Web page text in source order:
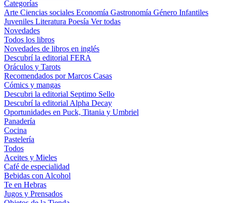
Categorías
Arte Ciencias sociales Economía Gastronomía Género Infantiles
Juveniles Literatura Poesía Ver todas
Novedades
Todos los libros
Novedades de libros en inglés
Descubrí la editorial FERA
Oráculos y Tarots
Recomendados por Marcos Casas
Cómics y mangas
Descubri la editorial Septimo Sello
Descubrí la editorial Alpha Decay
Oportunidades en Puck, Titania y Umbriel
Panadería
Cocina
Pastelería
Todos
Aceites y Mieles
Café de especialidad
Bebidas con Alcohol
Te en Hebras
Jugos y Prensados